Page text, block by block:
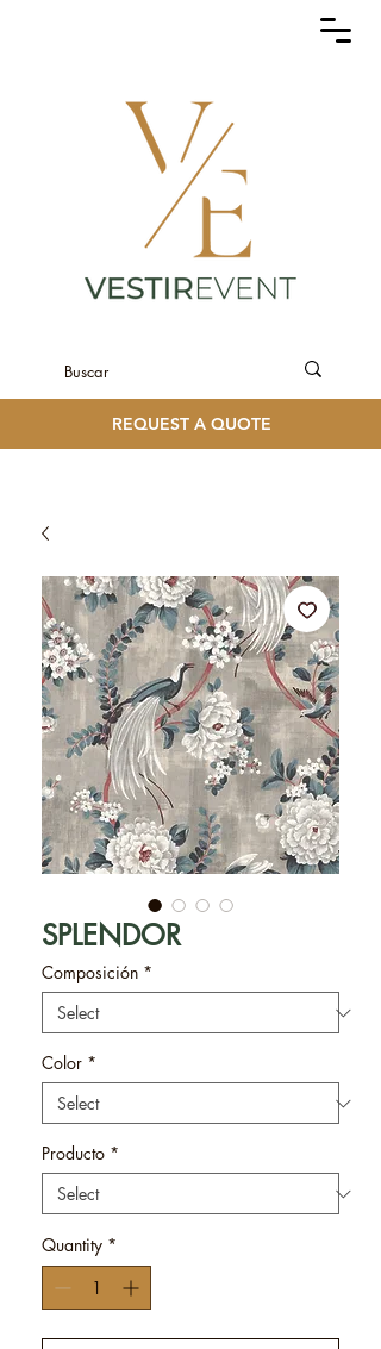
REQUEST A QUOTE
SPLENDOR
Composición *
Color *
Producto *
Quantity *